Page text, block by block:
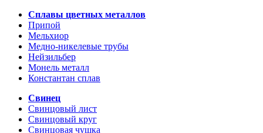
Сплавы цветных металлов
Припой
Мельхиор
Медно-никелевые трубы
Нейзильбер
Монель металл
Константан сплав
Свинец
Свинцовый лист
Свинцовый круг
Свинцовая чушка